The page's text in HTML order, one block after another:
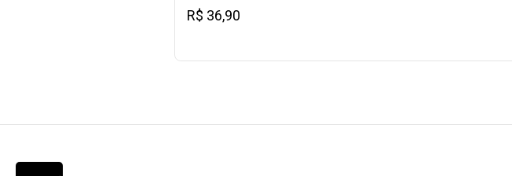
cheddar, Catupiry, bacon e maionese.
R$ 36,90